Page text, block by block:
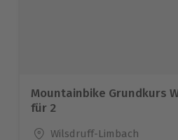
Mountainbike Grundkurs
für 2
Standort
Wilsdruff-Limbach